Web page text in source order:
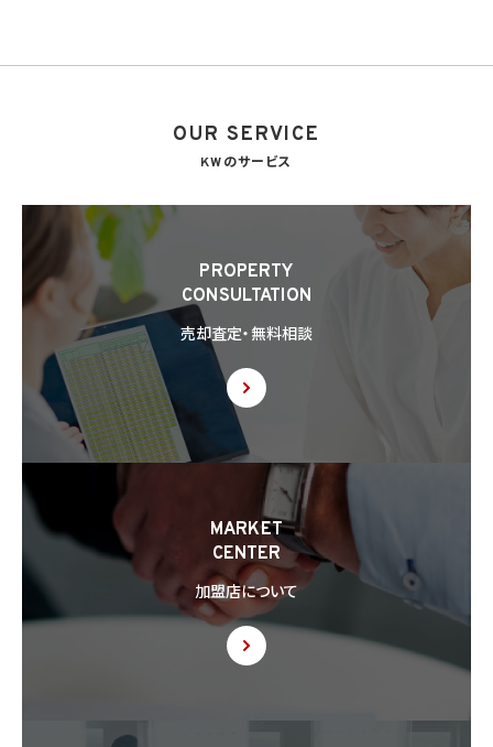
8.1 当社は、第4.1項各号のいずれかに該当する場合を除くほか、あらかじめ本人の同意を
(1) 利用目的の達成に必要な範囲内において個人情報の取扱いの全部又は一部を委託
することに伴って個人情報を提供する場合
(2) 合併その他の事由による事業の承継に伴って個人情報が提供される場合
(3) 第9項の定めに基づき共同利用する場合
8.2 第8.1項の定めにかかわらず、当社は、第4.1項各号のいずれかに該当する場合を除く
ほか、外国（個人情報保護法第28条に基づき個人情報保護委員会規則で指定される国
を除きます。）にある第三者（個人情報保護法第28条に基づき個人情報保護委員会規則
で指定される基準に適合する体制を整備している者を除きます。）に個人情報を提供する
場合には、あらかじめ外国にある第三者への提供を認める旨の本人の同意を得るもの
とします。
8.3 第8.2項に基づき外国にある第三者への提供につき本人の同意を得る場合、以下の
事項について本人に情報を提供するものとします。但し、第1号の事項が特定できない場
合、第1号及び第2号の事項に代えて、第1号の事項が特定できない旨及びその理由、並び
に当該事項に代わる本人に参考となるべき情報があれば当該情報を提供するものとし
ます。
(1) 当該外国の名称
(2) 当該外国における個人情報の保護に関する制度に関する情報
(3) 当該第三者が講じる個人情報の保護のための措置に関する情報（当該情報を提供
できない場合は、その旨及びその理由）
8.4 当社は、個人情報を第三者に提供したときは、個人情報保護法第29条に従い、記録
に従い、必要な確認を行い、当該確認にかかる記録の作成及び保存を行うものとします。
OUR SERVICE
KWのサービス
PROPERTY
CONSULTATION
売却査定・無料相談
MARKET
CENTER
加盟店について